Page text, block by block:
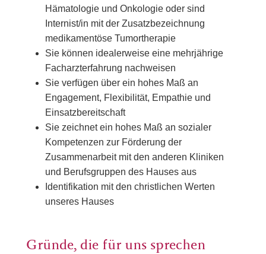
Hämatologie und Onkologie oder sind
Internist/in mit der Zusatzbezeichnung
medikamentöse Tumortherapie
Sie können idealerweise eine mehrjährige
Facharzterfahrung nachweisen
Sie verfügen über ein hohes Maß an
Engagement, Flexibilität, Empathie und
Einsatzbereitschaft
Sie zeichnet ein hohes Maß an sozialer
Kompetenzen zur Förderung der
Zusammenarbeit mit den anderen Kliniken
und Berufsgruppen des Hauses aus
Identifikation mit den christlichen Werten
unseres Hauses
Gründe, die für uns sprechen